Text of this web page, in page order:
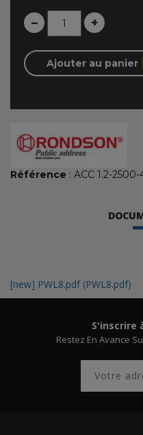
– +
Ajouter au panier
Référence : ACC 1.2-2500-
[new] PWL8.pdf (PWL8.pdf)
S'inscrire
Restez En Avance